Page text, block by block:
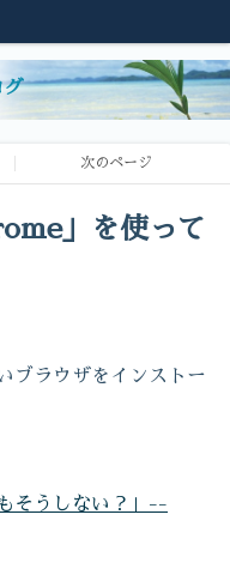
グ
次のページ
」を使って
ブラウザをインストー
そうしない？」--